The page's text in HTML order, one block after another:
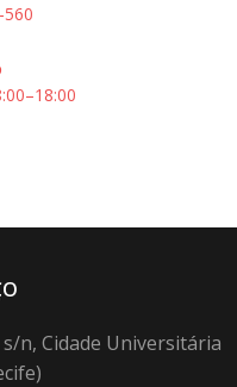
560
n, Cidade Universitária